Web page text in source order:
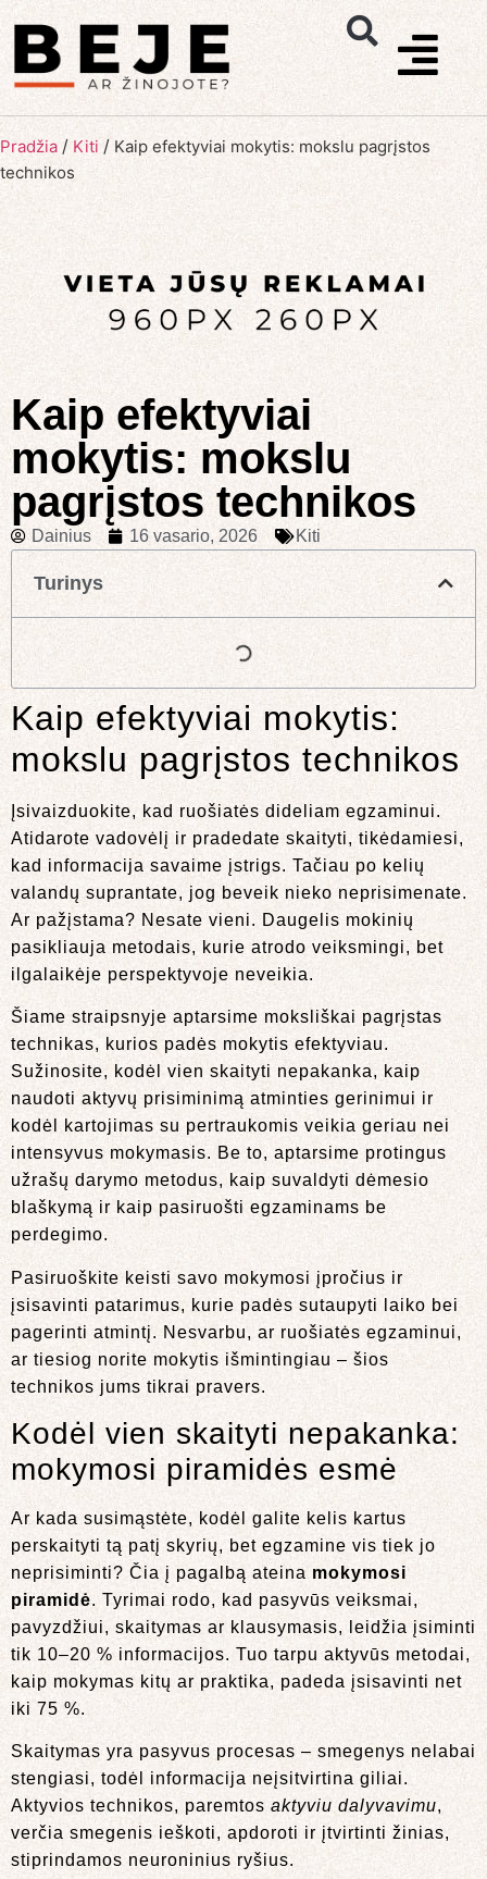
Pradžia / Kiti / Kaip efektyviai mokytis: mokslu pagrįstos
technikos
Kaip efektyviai
mokytis: mokslu
pagrįstos technikos
Dainius 16 vasario, 2026 Kiti
Turinys
Kaip efektyviai mokytis:
mokslu pagrįstos technikos
Įsivaizduokite, kad ruošiatės dideliam egzaminui.
Atidarote vadovėlį ir pradedate skaityti, tikėdamiesi,
kad informacija savaime įstrigs. Tačiau po kelių
valandų suprantate, jog beveik nieko neprisimenate.
Ar pažįstama? Nesate vieni. Daugelis mokinių
pasikliauja metodais, kurie atrodo veiksmingi, bet
ilgalaikėje perspektyvoje neveikia.
Šiame straipsnyje aptarsime moksliškai pagrįstas
technikas, kurios padės mokytis efektyviau.
Sužinosite, kodėl vien skaityti nepakanka, kaip
naudoti aktyvų prisiminimą atminties gerinimui ir
kodėl kartojimas su pertraukomis veikia geriau nei
intensyvus mokymasis. Be to, aptarsime protingus
užrašų darymo metodus, kaip suvaldyti dėmesio
blaškymą ir kaip pasiruošti egzaminams be
perdegimo.
Pasiruoškite keisti savo mokymosi įpročius ir
įsisavinti patarimus, kurie padės sutaupyti laiko bei
pagerinti atmintį. Nesvarbu, ar ruošiatės egzaminui,
ar tiesiog norite mokytis išmintingiau – šios
technikos jums tikrai pravers.
Kodėl vien skaityti nepakanka:
mokymosi piramidės esmė
Ar kada susimąstėte, kodėl galite kelis kartus
perskaityti tą patį skyrių, bet egzamine vis tiek jo
neprisiminti? Čia į pagalbą ateina mokymosi
piramidė. Tyrimai rodo, kad pasyvūs veiksmai,
pavyzdžiui, skaitymas ar klausymasis, leidžia įsiminti
tik 10–20 % informacijos. Tuo tarpu aktyvūs metodai,
kaip mokymas kitų ar praktika, padeda įsisavinti net
iki 75 %.
Skaitymas yra pasyvus procesas – smegenys nelabai
stengiasi, todėl informacija neįsitvirtina giliai.
Aktyvios technikos, paremtos aktyviu dalyvavimu,
verčia smegenis ieškoti, apdoroti ir įtvirtinti žinias,
stiprindamos neuroninius ryšius.